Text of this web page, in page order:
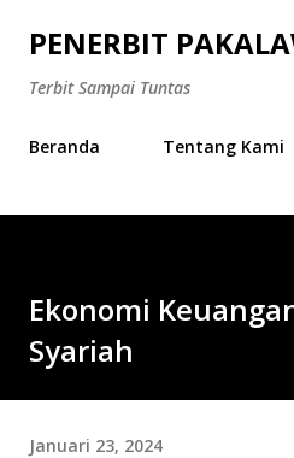
Langsung ke
PENERBIT
Terbit Sampai Tuntas
Beranda Tentang Kami
Ekonomi
Syariah
Januari 23, 2024